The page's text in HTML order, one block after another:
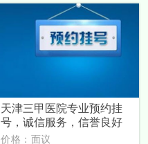
天津三甲医院专业预约挂
号，诚信服务，信誉良好
价格：面议